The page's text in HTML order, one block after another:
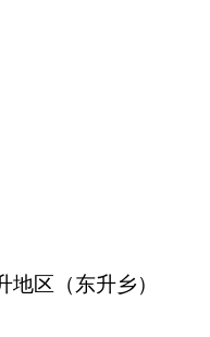
地区（东升乡）